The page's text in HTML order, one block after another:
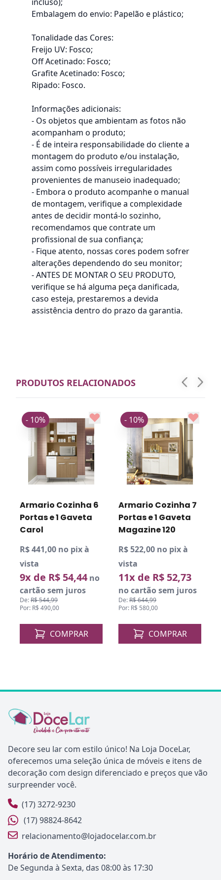
Embalagem do envio: Papelão e plástico;
Tonalidade das Cores:
Freijo UV: Fosco;
Off Acetinado: Fosco;
Grafite Acetinado: Fosco;
Ripado: Fosco.
Informações adicionais:
- Os objetos que ambientam as fotos não
acompanham o produto;
- É de inteira responsabilidade do cliente a
montagem do produto e/ou instalação,
assim como possíveis irregularidades
provenientes de manuseio inadequado;
- Embora o produto acompanhe o manual
de montagem, verifique a complexidade
antes de decidir montá-lo sozinho,
recomendamos que contrate um
profissional de sua confiança;
- Fique atento, nossas cores podem sofrer
alterações dependendo do seu monitor;
- ANTES DE MONTAR O SEU PRODUTO,
verifique se há alguma peça danificada,
caso esteja, prestaremos a devida
assistência dentro do prazo da garantia.
PRODUTOS RELACIONADOS
Armario Cozinha 6
Portas e 1 Gaveta
Carol
R$ 441,00 no pix à
vista
9x de R$ 54,44 no
cartão sem juros
De:R$ 544,99
Por: R$ 490,00
- 10%
COMPRAR
Armario Cozinha 7
Portas e 1 Gaveta
Magazine 120
R$ 522,00 no pix à
vista
11x de R$ 52,73
no cartão sem juros
De:R$ 644,99
Por: R$ 580,00
- 10%
COMPRAR
Decore seu lar com estilo único! Na Loja DoceLar,
oferecemos uma seleção única de móveis e itens de
decoração com design diferenciado e preços que vão
surpreender você.
(17) 3272-9230
(17) 98824-8642
relacionamento@lojadocelar.com.br
Horário de Atendimento:
De Segunda à Sexta, das 08:00 às 17:30